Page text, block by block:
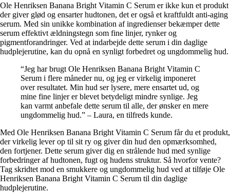
Ole Henriksen Banana Bright Vitamin C Serum er ikke kun et produkt
der giver glød og ensarter hudtonen, det er også et kraftfuldt anti-aging
serum. Med sin unikke kombination af ingredienser bekæmper dette
serum effektivt ældningstegn som fine linjer, rynker og
pigmentforandringer. Ved at indarbejde dette serum i din daglige
hudplejerutine, kan du opnå en synligt forbedret og ungdommelig hud.
“Jeg har brugt Ole Henriksen Banana Bright Vitamin C
Serum i flere måneder nu, og jeg er virkelig imponeret
over resultatet. Min hud ser lysere, mere ensartet ud, og
mine fine linjer er blevet betydeligt mindre synlige. Jeg
kan varmt anbefale dette serum til alle, der ønsker en mere
ungdommelig hud.” – Laura, en tilfreds kunde.
Med Ole Henriksen Banana Bright Vitamin C Serum får du et produkt,
der virkelig lever op til sit ry og giver din hud den opmærksomhed,
den fortjener. Dette serum giver dig en strålende hud med synlige
forbedringer af hudtonen, fugt og hudens struktur. Så hvorfor vente?
Tag skridtet mod en smukkere og ungdommelig hud ved at tilføje Ole
Henriksen Banana Bright Vitamin C Serum til din daglige
hudplejerutine.